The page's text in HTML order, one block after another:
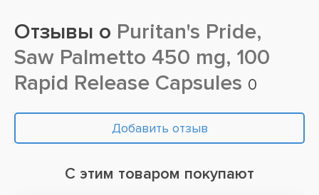
Отзывы о Puritan's Pride,
Saw Palmetto 450 mg, 100
Rapid Release Capsules 0
Добавить отзыв
С этим товаром покупают